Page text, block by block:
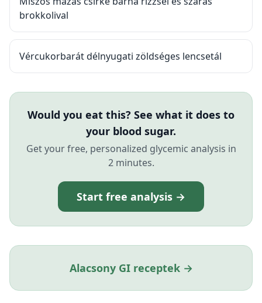
brokkolival
Vércukorbarát délnyugati zöldséges lencsetál
Would you eat this? See what it does to
your blood sugar.
Get your free, personalized glycemic analysis in
2 minutes.
Start free analysis →
Alacsony GI receptek →